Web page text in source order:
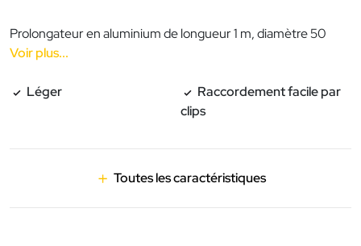
Prolongateur en aluminium de longueur 1 m, diamètre 50
Voir plus...
Léger
Raccordement facile par
clips
Toutes les caractéristiques